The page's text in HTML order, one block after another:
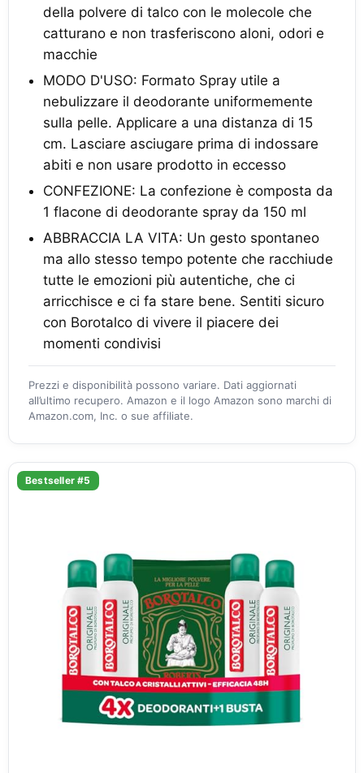
della polvere di talco con le molecole che
catturano e non trasferiscono aloni, odori e
macchie
MODO D'USO: Formato Spray utile a
nebulizzare il deodorante uniformemente
sulla pelle. Applicare a una distanza di 15
cm. Lasciare asciugare prima di indossare
abiti e non usare prodotto in eccesso
CONFEZIONE: La confezione è composta da
1 flacone di deodorante spray da 150 ml
ABBRACCIA LA VITA: Un gesto spontaneo
ma allo stesso tempo potente che racchiude
tutte le emozioni più autentiche, che ci
arricchisce e ci fa stare bene. Sentiti sicuro
con Borotalco di vivere il piacere dei
momenti condivisi
Prezzi e disponibilità possono variare. Dati aggiornati
all’ultimo recupero. Amazon e il logo Amazon sono marchi di
Amazon.com, Inc. o sue affiliate.
Bestseller #5